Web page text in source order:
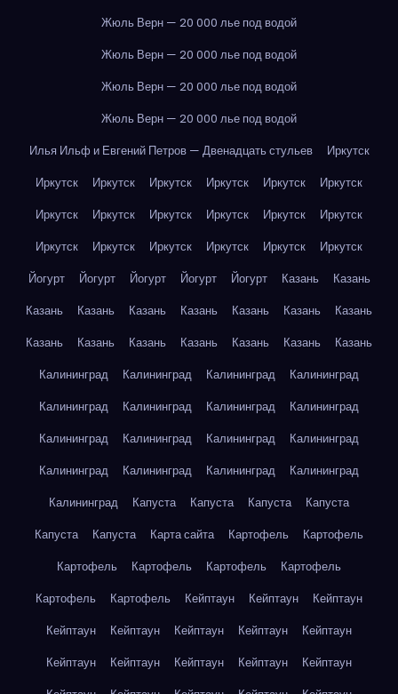
Жюль Верн — 20 000 лье под водой
Жюль Верн — 20 000 лье под водой
Жюль Верн — 20 000 лье под водой
Жюль Верн — 20 000 лье под водой
Илья Ильф и Евгений Петров — Двенадцать стульев
Иркутск
Иркутск
Иркутск Иркутск Иркутск Иркутск
Иркутск
Иркутск
Иркутск Иркутск Иркутск Иркутск
Иркутск
Иркутск
Иркутск Иркутск Иркутск Иркутск
Иркутск
Йогурт
Йогурт Йогурт Йогурт Йогурт Казань
Казань
Казань
Казань Казань Казань Казань Казань
Казань
Казань
Казань Казань Казань Казань Казань
Казань
Калининград
Калининград Калининград
Калининград
Калининград
Калининград Калининград
Калининград
Калининград
Калининград Калининград
Калининград
Калининград
Калининград Калининград
Калининград
Калининград
Капуста Капуста Капуста
Капуста
Капуста
Капуста Карта сайта Картофель
Картофель
Картофель
Картофель Картофель
Картофель
Картофель
Картофель Кейптаун Кейптаун
Кейптаун
Кейптаун
Кейптаун Кейптаун Кейптаун
Кейптаун
Кейптаун
Кейптаун Кейптаун Кейптаун
Кейптаун